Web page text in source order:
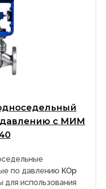
с МИМ
по давлению КОр
для использования